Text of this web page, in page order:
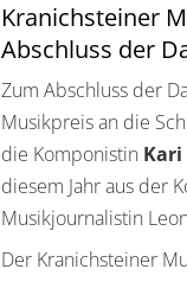
Kranichsteiner
Abschluss der
Zum Abschluss der
Musikpreis an die
die Komponistin Kari
diesem Jahr aus der
Musikjournalistin
Der Kranichsteiner